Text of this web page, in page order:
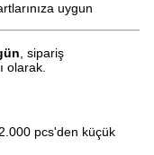
uygun
, sipariş
olarak.
pcs'den küçük